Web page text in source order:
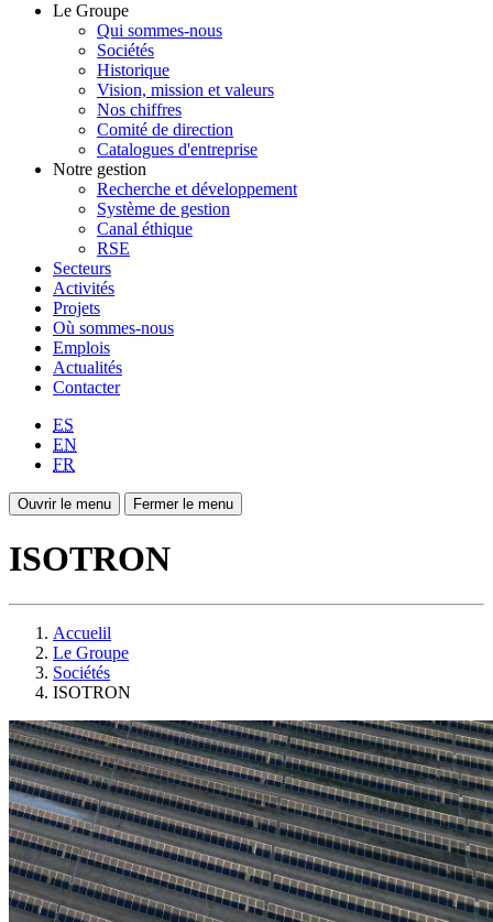
Le Groupe
Qui sommes-nous
Sociétés
Historique
Vision, mission et valeurs
Nos chiffres
Comité de direction
Catalogues d'entreprise
Notre gestion
Recherche et développement
Système de gestion
Canal éthique
RSE
Secteurs
Activités
Projets
Où sommes-nous
Emplois
Actualités
Contacter
ES
EN
FR
Ouvrir le menu Fermer le menu
ISOTRON
Accuelil
Le Groupe
Sociétés
ISOTRON